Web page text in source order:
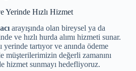
Yerinde Hızlı Hizmet
arayışında olan bireysel ya da
ve hızlı hurda alımı hizmeti sunar.
tartıyor ve anında ödeme
müşterilerimizin değerli zamanını
hizmet sunmayı hedefliyoruz.